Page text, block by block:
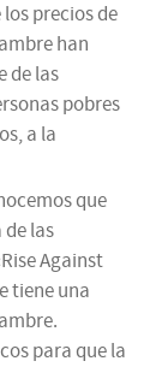
precios de
han
de las
pobres
a la
que
las
Against
tiene una
para que la